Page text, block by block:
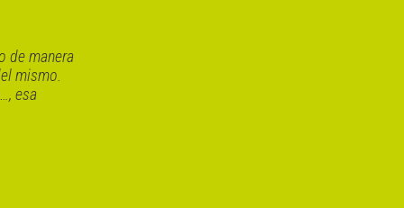
de manera
mismo.
esa